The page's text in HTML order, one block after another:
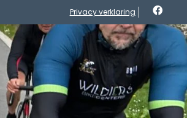
Privacy verklaring